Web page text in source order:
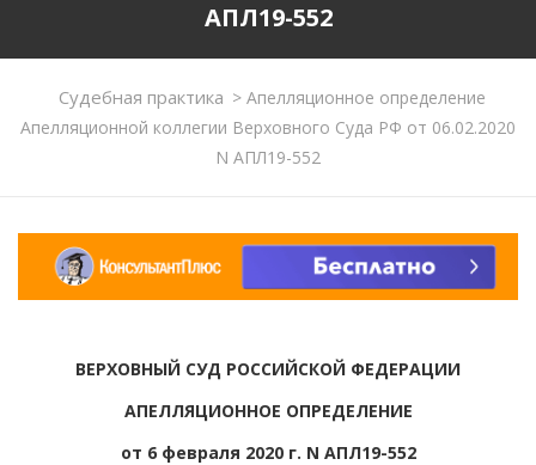
АПЛ19-552
Судебная практика > Апелляционное определение
Апелляционной коллегии Верховного Суда РФ от 06.02.2020
N АПЛ19-552
ВЕРХОВНЫЙ СУД РОССИЙСКОЙ ФЕДЕРАЦИИ
АПЕЛЛЯЦИОННОЕ ОПРЕДЕЛЕНИЕ
от 6 февраля 2020 г. N АПЛ19-552